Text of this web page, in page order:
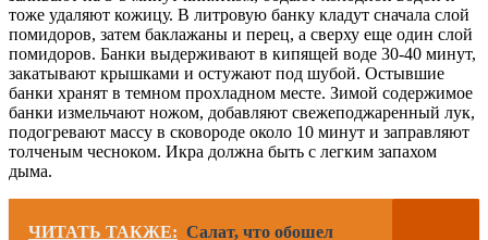
тоже удаляют кожицу. В литровую банку кладут сначала слой
помидоров, затем баклажаны и перец, а сверху еще один слой
помидоров. Банки выдерживают в кипящей воде 30-40 минут,
закатывают крышками и остужают под шубой. Остывшие
банки хранят в темном прохладном месте. Зимой содержимое
банки измельчают ножом, добавляют свежеподжаренный лук,
подогревают массу в сковороде около 10 минут и заправляют
толченым чесноком. Икра должна быть с легким запахом
дыма.
ЧИТАТЬ ТАКЖЕ: Салат, что обошел